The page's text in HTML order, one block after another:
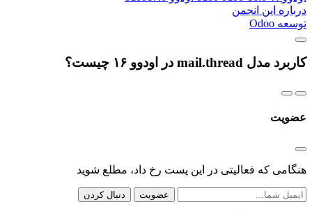
درباره این انجمن
توسعه Odoo
کاربرد مدل mail.thread در اودوو ۱۶ چیست؟
عضویت
هنگامی که فعالیتی در این پست رخ داد، مطلع شوید
عضویت دنبال کردن